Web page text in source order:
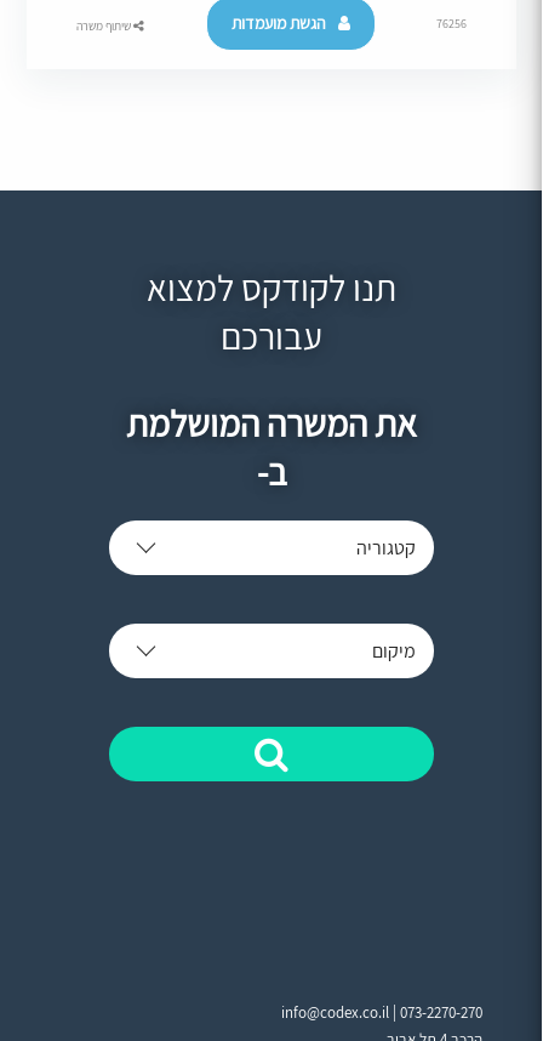
76256 הגשת מועמדות שיתוף משרה
תנו לקודקס למצוא
עבורכם
את המשרה המושלמת
ב-
קטגוריה
מיקום
info@codex.co.il |073-2270-270